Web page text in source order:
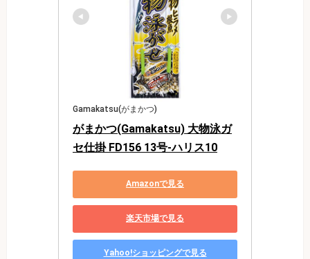
Gamakatsu(がまかつ)
がまかつ(Gamakatsu) 大物泳ガ
セ仕掛 FD156 13号-ハリス10
Amazonで見る
楽天市場で見る
Yahoo!ショッピングで見る